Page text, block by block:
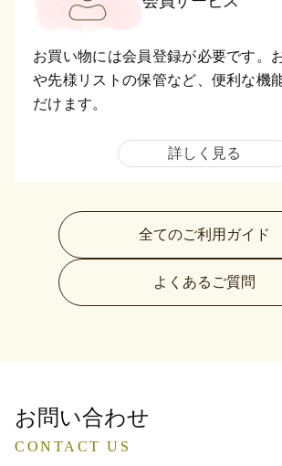
お買い物には会員登録が必要です。
や先様リストの保管など、便利な機
だけます。
詳しく見る
全てのご利用ガイド
よくあるご質問
お問い合わせ
CONTACT US